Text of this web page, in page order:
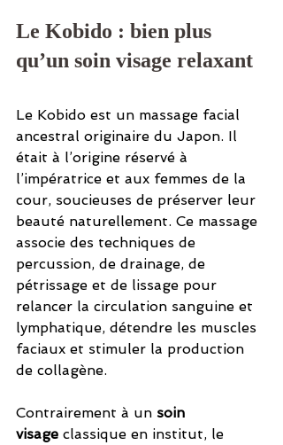
Le Kobido : bien plus
qu’un soin visage relaxant
Le Kobido est un massage facial
ancestral originaire du Japon. Il
était à l’origine réservé à
l’impératrice et aux femmes de la
cour, soucieuses de préserver leur
beauté naturellement. Ce massage
associe des techniques de
percussion, de drainage, de
pétrissage et de lissage pour
relancer la circulation sanguine et
lymphatique, détendre les muscles
faciaux et stimuler la production
de collagène.
Contrairement à un soin
visage classique en institut, le